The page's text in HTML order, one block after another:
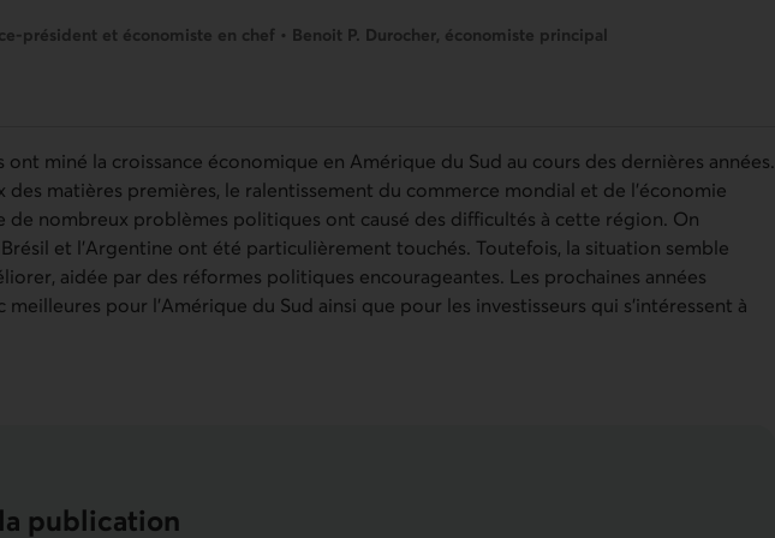
président et économiste en chef • Benoit P. Durocher, économiste principal
ont miné la croissance économique en Amérique du Sud au cours des dernières années.
des matières premières, le ralentissement du commerce mondial et de l’économie
de nombreux problèmes politiques ont causé des difficultés à cette région. On
et l’Argentine ont été particulièrement touchés. Toutefois, la situation semble
aidée par des réformes politiques encourageantes. Les prochaines années
meilleures pour l’Amérique du Sud ainsi que pour les investisseurs qui s’intéressent à
publication